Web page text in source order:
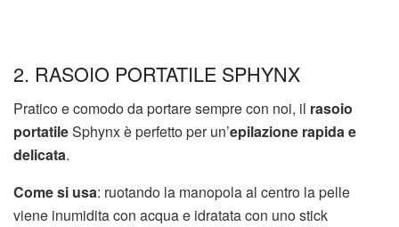
2. RASOIO PORTATILE SPHYNX
Pratico e comodo da portare sempre con noi, il rasoio
portatileSphynx è perfetto per un’epilazione rapida e
delicata.
Come si usa: ruotando la manopola al centro la pelle
viene inumidita con acqua e idratata con uno stick